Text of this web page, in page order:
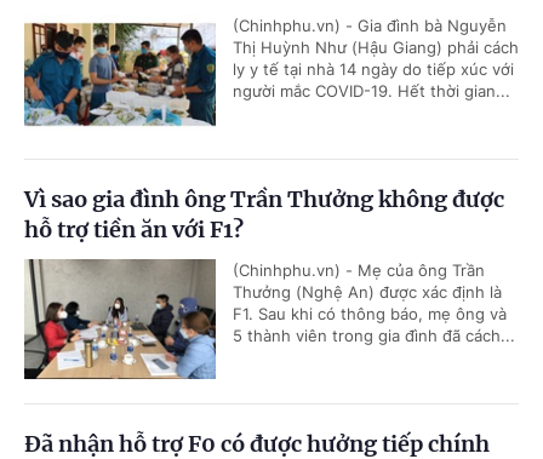
(Chinhphu.vn) - Gia đình bà Nguyễn
Thị Huỳnh Như (Hậu Giang) phải cách
ly y tế tại nhà 14 ngày do tiếp xúc với
người mắc COVID-19. Hết thời gian...
Vì sao gia đình ông Trần Thưởng không được
hỗ trợ tiền ăn với F1?
(Chinhphu.vn) - Mẹ của ông Trần
Thưởng (Nghệ An) được xác định là
F1. Sau khi có thông báo, mẹ ông và
5 thành viên trong gia đình đã cách...
Đã nhận hỗ trợ F0 có được hưởng tiếp chính